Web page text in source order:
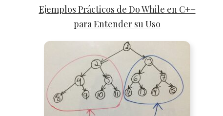
Ejemplos Prácticos de Do While en C++
para Entender su Uso